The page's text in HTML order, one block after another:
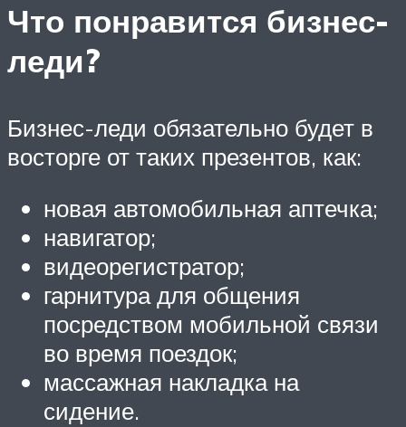
Что понравится бизнес-
леди?
Бизнес-леди обязательно будет в
восторге от таких презентов, как:
новая автомобильная аптечка;
навигатор;
видеорегистратор;
гарнитура для общения
посредством мобильной связи
во время поездок;
массажная накладка на
сидение.